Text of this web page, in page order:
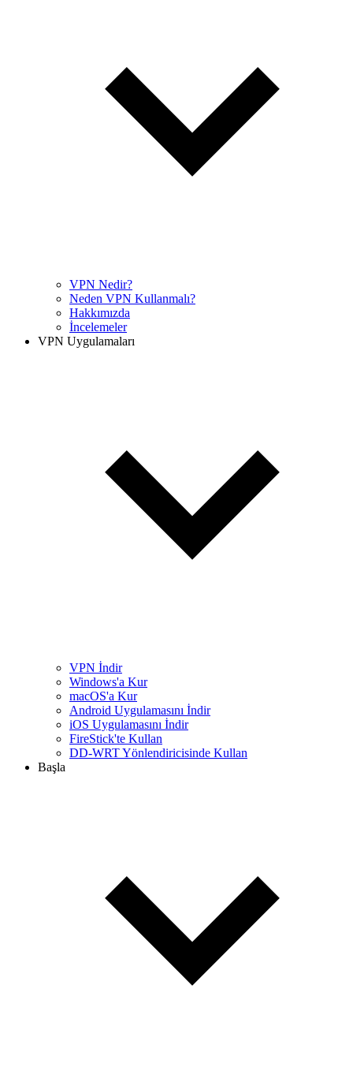
VPN Nedir?
Neden VPN Kullanmalı?
Hakkımızda
İncelemeler
VPN Uygulamaları
VPN İndir
Windows'a Kur
macOS'a Kur
Android Uygulamasını İndir
iOS Uygulamasını İndir
FireStick'te Kullan
DD-WRT Yönlendiricisinde Kullan
Başla